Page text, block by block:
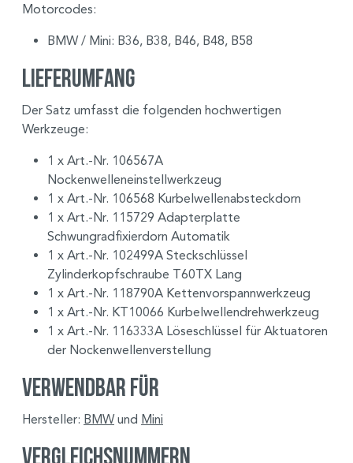
Motorcodes:
BMW / Mini: B36, B38, B46, B48, B58
Lieferumfang
Der Satz umfasst die folgenden hochwertigen
Werkzeuge:
1 x Art.-Nr. 106567A
Nockenwelleneinstellwerkzeug
1 x Art.-Nr. 106568 Kurbelwellenabsteckdorn
1 x Art.-Nr. 115729 Adapterplatte
Schwungradfixierdorn Automatik
1 x Art.-Nr. 102499A Steckschlüssel
Zylinderkopfschraube T60TX Lang
1 x Art.-Nr. 118790A Kettenvorspannwerkzeug
1 x Art.-Nr. KT10066 Kurbelwellendrehwerkzeug
1 x Art.-Nr. 116333A Löseschlüssel für Aktuatoren
der Nockenwellenverstellung
Verwendbar für
Hersteller: BMWund Mini
Vergleichsnummern